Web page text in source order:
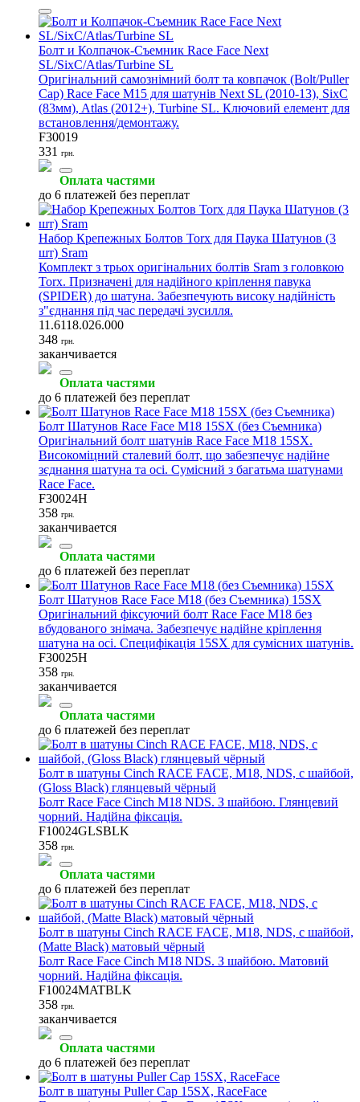
Болт и Колпачок-Съемник Race Face Next
SL/SixC/Atlas/Turbine SL
Оригінальний самознімний болт та ковпачок (Bolt/Puller
Cap) Race Face M15 для шатунів Next SL (2010-13), SixC
(83мм), Atlas (2012+), Turbine SL. Ключовий елемент для
встановлення/демонтажу.
F30019
331
грн.
Оплата частями
до 6 платежей без переплат
Набор Крепежных Болтов Torx для Паука Шатунов (3
шт) Sram
Комплект з трьох оригінальних болтів Sram з головкою
Torx. Призначені для надійного кріплення павука
(SPIDER) до шатуна. Забезпечують високу надійність
з"єднання під час передачі зусилля.
11.6118.026.000
348 грн.
заканчивается
Оплата частями
до 6 платежей без переплат
Болт Шатунов Race Face M18 15SX (без Съемника)
Оригінальний болт шатунів Race Face M18 15SX.
Високоміцний сталевий болт, що забезпечує надійне
зєднання шатуна та осі. Сумісний з багатьма шатунами
Race Face.
F30024H
358 грн.
заканчивается
Оплата частями
до 6 платежей без переплат
Болт Шатунов Race Face M18 (без Съемника) 15SX
Оригінальний фіксуючий болт Race Face M18 без
вбудованого знімача. Забезпечує надійне кріплення
шатуна на осі. Специфікація 15SX для сумісних шатунів.
F30025H
358 грн.
заканчивается
Оплата частями
до 6 платежей без переплат
Болт в шатуны Cinch RACE FACE, M18, NDS, с шайбой,
(Gloss Black) глянцевый чёрный
Болт Race Face Cinch M18 NDS. З шайбою. Глянцевий
чорний. Надійна фіксація.
F10024GLSBLK
358 грн.
Оплата частями
до 6 платежей без переплат
Болт в шатуны Cinch RACE FACE, M18, NDS, с шайбой,
(Matte Black) матовый чёрный
Болт Race Face Cinch M18 NDS. З шайбою. Матовий
чорний. Надійна фіксація.
F10024MATBLK
358 грн.
заканчивается
Оплата частями
до 6 платежей без переплат
Болт в шатуны Puller Cap 15SX, RaceFace